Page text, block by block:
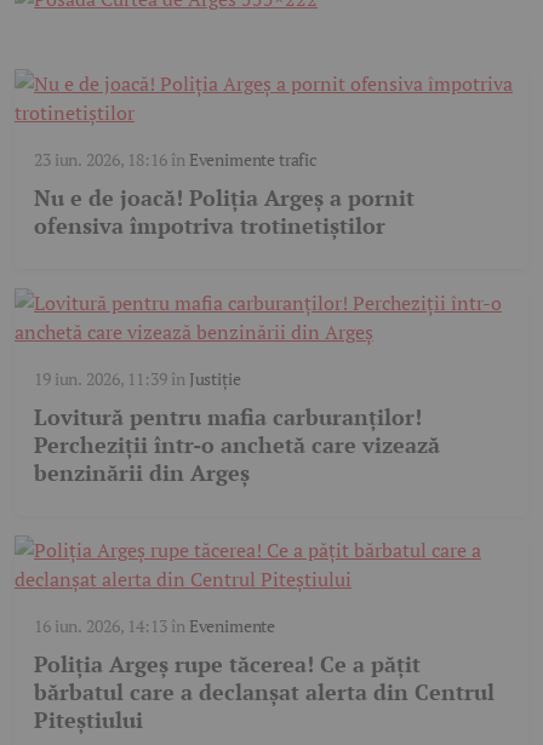
23 iun. 2026, 18:16în Evenimente trafic
Nu e de joacă! Poliția Argeș a pornit
ofensiva împotriva trotinetiștilor
19 iun. 2026, 11:39în Justiție
Lovitură pentru mafia carburanților!
Percheziții într-o anchetă care vizează
benzinării din Argeș
16 iun. 2026, 14:13în Evenimente
Poliția Argeș rupe tăcerea! Ce a pățit
bărbatul care a declanșat alerta din Centrul
Piteștiului